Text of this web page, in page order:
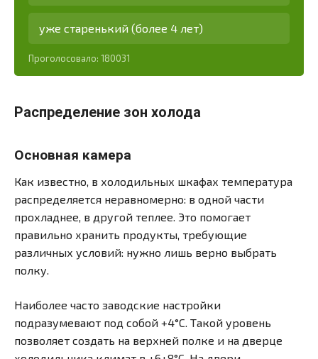
уже старенький (более 4 лет)
Проголосовало: 180031
Распределение зон холода
Основная камера
Как известно, в холодильных шкафах температура
распределяется неравномерно: в одной части
прохладнее, в другой теплее. Это помогает
правильно хранить продукты, требующие
различных условий: нужно лишь верно выбрать
полку.
Наиболее часто заводские настройки
подразумевают под собой +4°С. Такой уровень
позволяет создать на верхней полке и на дверце